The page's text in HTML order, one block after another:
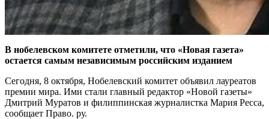
В нобелевском комитете отметили, что «Новая газета»
остается самым независимым российским изданием
Сегодня, 8 октября, Нобелевский комитет объявил лауреатов
премии мира. Ими стали главный редактор «Новой газеты»
Дмитрий Муратов и филиппинская журналистка Мария Ресса,
сообщает Право. ру.